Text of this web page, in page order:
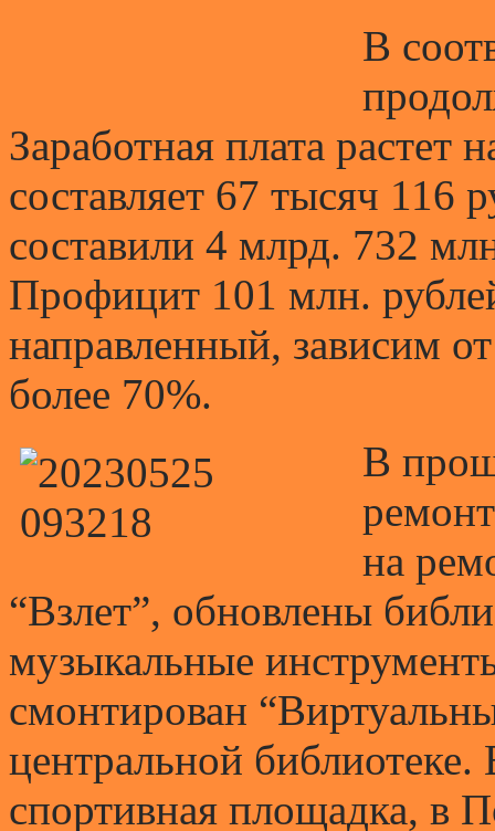
В
Заработная плата растет
составляет 67 тысяч 116
составили 4 млрд. 732
Профицит 101 млн.
направленный, зависим
более 70%.
В
на
“Взлет”, обновлены
музыкальные
смонтирован
центральной
спортивная площадка, в